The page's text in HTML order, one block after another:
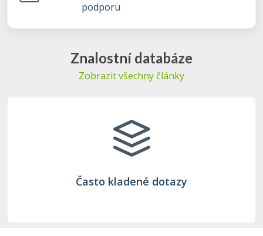
podporu
Znalostní databáze
Zobrazit všechny články
Často kladené dotazy